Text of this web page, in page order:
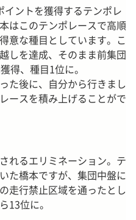
ントを獲得するテンポレ
はこのテンポレースで高順
意な種目としています。こ
しを達成、そのまま前集団
得、種目1位に。
た後に、自分から行きまし
ースを積み上げることがで
れるエリミネーション。テ
た橋本ですが、集団中盤に
走行禁止区域を通ったとし
13位に。